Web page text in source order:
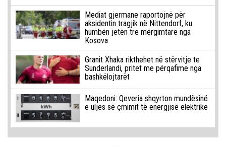
Mediat gjermane raportojnë për
aksidentin tragjik në Nittendorf, ku
humbën jetën tre mërgimtarë nga
Kosova
Granit Xhaka rikthehet në stërvitje te
Sunderlandi, pritet me përqafime nga
bashkëlojtarët
Maqedoni: Qeveria shqyrton mundësinë
e uljes së çmimit të energjisë elektrike